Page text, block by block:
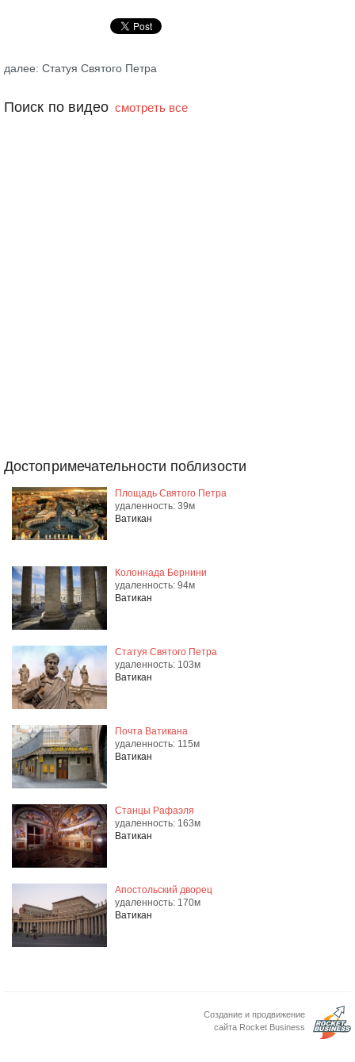
далее: Статуя Святого Петра
Поиск по видео смотреть все
Достопримечательности поблизости
Площадь Святого Петра
удаленность: 39м
Ватикан
Колоннада Бернини
удаленность: 94м
Ватикан
Статуя Святого Петра
удаленность: 103м
Ватикан
Почта Ватикана
удаленность: 115м
Ватикан
Станцы Рафаэля
удаленность: 163м
Ватикан
Апостольский дворец
удаленность: 170м
Ватикан
Создание и продвижение
сайта Rocket Business